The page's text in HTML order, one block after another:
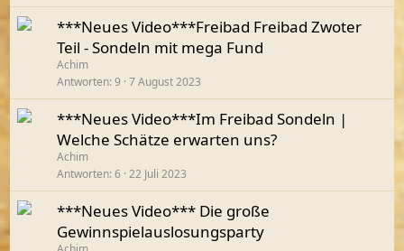
***Neues Video***Freibad Freibad Zwoter
Teil - Sondeln mit mega Fund
Achim
Antworten 9 7 August 2023
***Neues Video***Im Freibad Sondeln |
Welche Schätze erwarten uns?
Achim
Antworten 6 22 Juli 2023
***Neues Video*** Die große
Gewinnspielauslosungsparty